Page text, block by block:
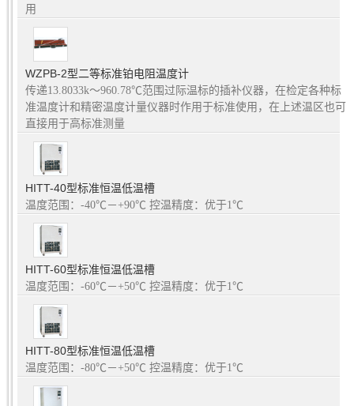
用
WZPB-2型二等标准铂电阻温度计
传递13.8033k～960.78℃范围过际温标的插补仪器，在检定各种标
准温度计和精密温度计量仪器时作用于标准使用，在上述温区也可
直接用于高标准测量
HITT-40型标准恒温低温槽
温度范围：-40℃－+90℃ 控温精度：优于1℃
HITT-60型标准恒温低温槽
温度范围：-60℃－+50℃ 控温精度：优于1℃
HITT-80型标准恒温低温槽
温度范围：-80℃－+50℃ 控温精度：优于1℃